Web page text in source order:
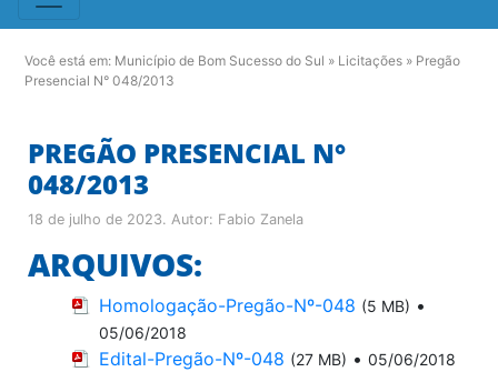
Você está em: Município de Bom Sucesso do Sul » Licitações » Pregão
Presencial N° 048/2013
PREGÃO PRESENCIAL N°
048/2013
18 de julho de 2023. Autor: Fabio Zanela
ARQUIVOS:
Homologação-Pregão-Nº-048 (5 MB) •
05/06/2018
Edital-Pregão-Nº-048 (27 MB) • 05/06/2018